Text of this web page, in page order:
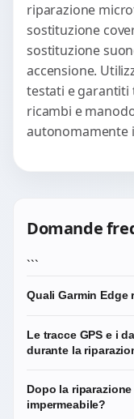
riparazione
sostituzione
sostituzione
accensione.
testati e garantiti
ricambi e
autonomamente
Domande
```
Quali Garmin Edge
530, 540, 820, 830,
Per modelli più
il modello esatto
Le tracce GPS e i
durante la
nella memoria
toccati durante la
Dopo la
impermeabile?